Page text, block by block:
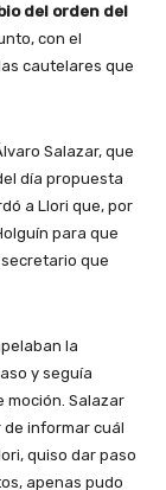
del orden del
con el
cautelares que
Salazar, que
día propuesta
a Llori que, por
para que
que
la
y seguía
moción. Salazar
informar cuál
quiso dar paso
apenas pudo